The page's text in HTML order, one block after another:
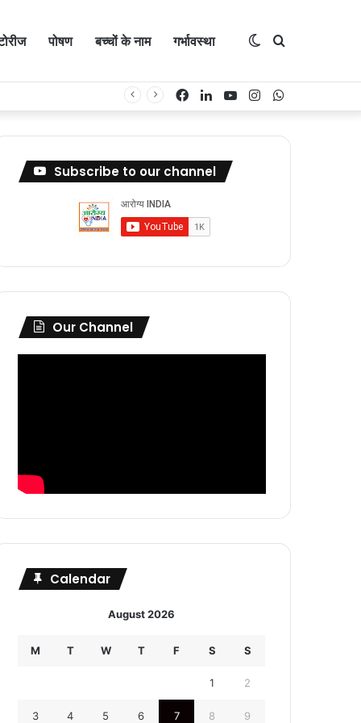
पोषण बच्चों के नाम गर्भावस्था Search
Switch
Instagram
YouTube
LinkedIn
Facebook
Subscribe to our channel
Our Channel
Calendar
August 2026
M T W T F S S
1 2
3 4 5 6 7 8 9